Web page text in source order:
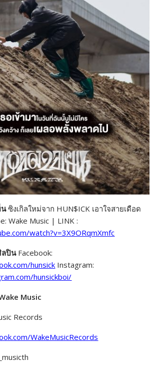
นซิงเกิลใหม่จาก HUN$ICK เอาใจสายเดือด
Wake Music | LINK :
watch?v=3X9ORqmXmfc
ลปินFacebook:
hunsick Instagram:
hunsickboi/
Music
Records
WakeMusicRecords